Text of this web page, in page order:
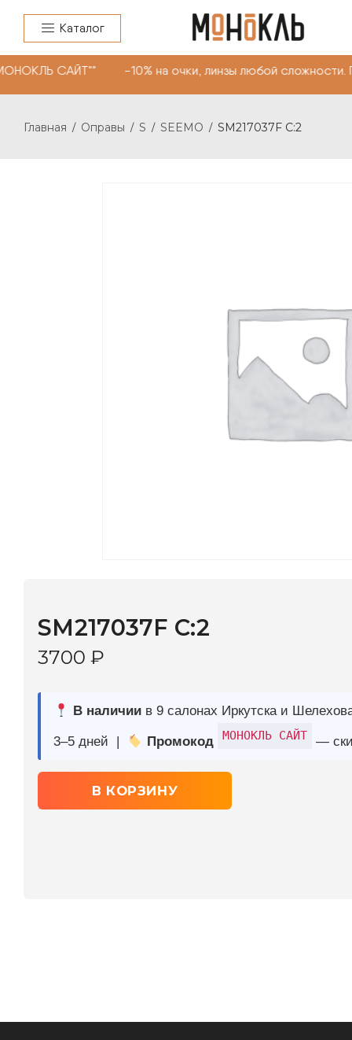
Каталог
САЙТ"" -10% на очки, линзы любой
Главная / Оправы / S / SEEMO / SM217037F C:2
3–5 дней | Промокод
В КОРЗИНУ